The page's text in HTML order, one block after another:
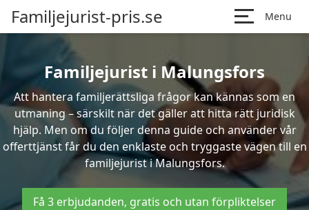
Familjejurist-pris.se Menu
Familjejurist i Malungsfors
Att hantera familjerättsliga frågor kan kännas som en
utmaning – särskilt när det gäller att hitta rätt juridisk
hjälp. Men om du följer denna guide och använder vår
offerttjänst får du den enklaste och tryggaste vägen till en
familjejurist i Malungsfors.
Få 3 erbjudanden, gratis och utan förpliktelser